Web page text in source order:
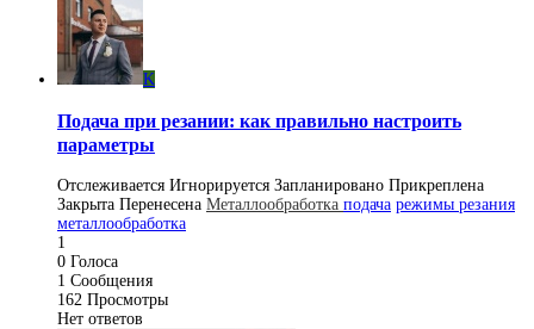
K
Подача при резании: как правильно настроить
параметры
Отслеживается Игнорируется Запланировано Прикреплена
Закрыта Перенесена Металлообработка подача режимы резания
металлообработка
1
0 Голоса
1 Сообщения
162 Просмотры
Нет ответов